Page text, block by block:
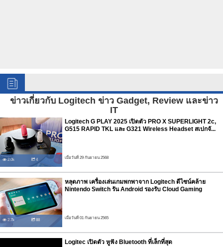
ข่าวเกี่ยวกับ Logitech ข่าว Gadget, Review และข่าว
IT
2.0k 4
Logitech G PLAY 2025 เปิดตัว PRO X SUPERLIGHT 2c,
G515 RAPID TKL และ G321 Wireless Headset สเปกจั...
เมื่อวันที่ 29 กันยายน 2568
2.7k 88
หลุดภาพ เครื่องเล่นเกมพกพาจาก Logitech ดีไซน์คล้าย
Nintendo Switch รัน Android รองรับ Cloud Gaming
เมื่อวันที่ 01 กันยายน 2565
Logitec เปิดตัว หูฟัง Bluetooth ที่เล็กที่สุด